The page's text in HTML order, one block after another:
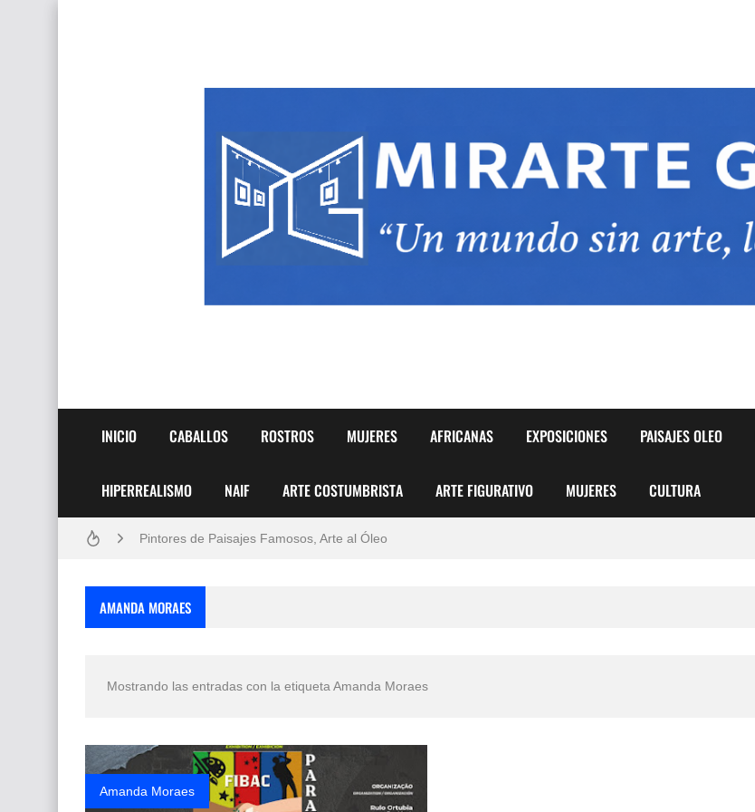
INICIO CABALLOS ROSTROS MUJERES AFRICANAS EXPOSICIONES PAISAJES OLEO
HIPERREALISMO NAIF ARTE COSTUMBRISTA ARTE FIGURATIVO MUJERES CULTURA
Frutas y Flores Para Colorear Imágenes
Pintores de Paisajes Famosos, Arte al Óleo
Rostros Bellos, La Perfección del Dibujo A Lápiz, Biryulina Vita
Fotos Artísticas de las Actrices de Hollywood Más Bellas del Mundo
AMANDA MORAES
Mostrando las entradas con la etiqueta Amanda Moraes
Amanda Moraes